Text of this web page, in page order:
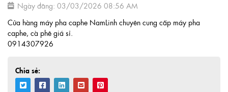
Ngày đăng: 03/03/2026 08:56 AM
Cửa hàng máy pha caphe NamLinh chuyên cung cấp máy pha
caphe, cà phê giá sỉ.
0914307926
Chia sẻ: